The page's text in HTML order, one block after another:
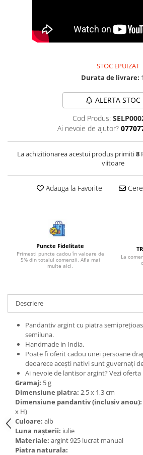
Bijuterii opal
Bijuterii peridot
Bijuterii sidef si abalone
Bijuterii topaz
Bijuterii turcoaz
Bijuterii turmaline
STOC EPUIZAT
Durata de livrare: 1
ALERTA STOC
Cod Produs:
Ai nevoie de ajutor?
La achizitionarea acestui produs primiti8
viitoare
Adauga la Favorite
Puncte Fidelitate
Primesti puncte cadou în valoare de
5% din totalul comenzii. Afla mai
multe aici.
La
Descriere
Pandantiv argint cu piatra
semiluna.
Handmade in India.
Poate fi oferit cadou unei persoane
deoarece acești nativi sunt guvernați
Ai nevoie de lantisor argint? Vezi
Gramaj: 5 g
Dimensiune piatra: 2,5 x 1,3 cm
Dimensiune pandantiv (inclusiv anou):
x H)
Culoare: alb
Luna nașterii: iulie
Materiale: argint 925 lucrat manual
Piatra naturala: